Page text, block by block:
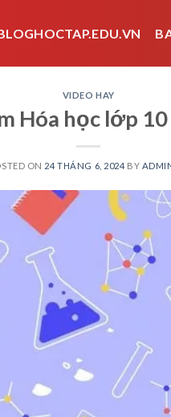
VIDEO HAY
Hóa học lớp
ON 24 THÁNG 6, 2024 BY